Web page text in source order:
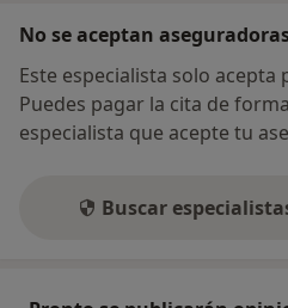
No se aceptan
Este especialista solo acepta
Puedes pagar la cita de
especialista que acepte tu
Buscar